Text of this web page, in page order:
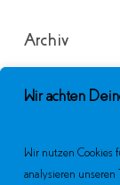
Wir achten
Wir nutzen
analysieren unseren
Archiv
Monat